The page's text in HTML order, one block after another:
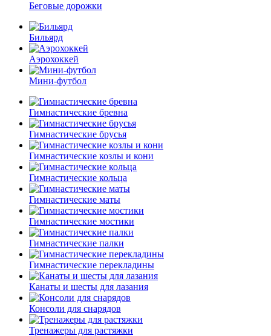
Беговые дорожки
Бильярд
Аэрохоккей
Мини-футбол
Гимнастические бревна
Гимнастические брусья
Гимнастические козлы и кони
Гимнастические кольца
Гимнастические маты
Гимнастические мостики
Гимнастические палки
Гимнастические перекладины
Канаты и шесты для лазания
Консоли для снарядов
Тренажеры для растяжки